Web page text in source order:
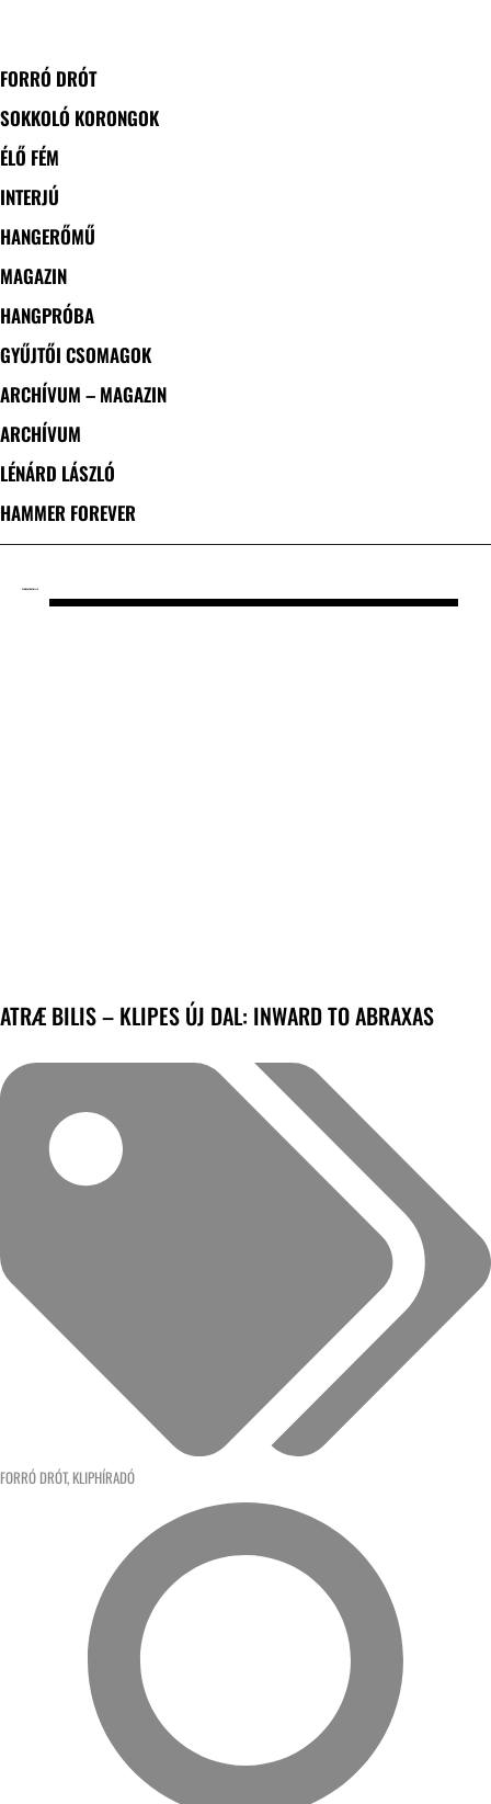
FORRÓ DRÓT
SOKKOLÓ KORONGOK
ÉLŐ FÉM
INTERJÚ
HANGERŐMŰ
MAGAZIN
HANGPRÓBA
GYŰJTŐI CSOMAGOK
ARCHÍVUM – MAGAZIN
ARCHÍVUM
LÉNÁRD LÁSZLÓ
HAMMER FOREVER
ATRÆ BILIS – KLIPES ÚJ DAL: INWARD TO ABRAXAS
FORRÓ DRÓT, KLIPHÍRADÓ